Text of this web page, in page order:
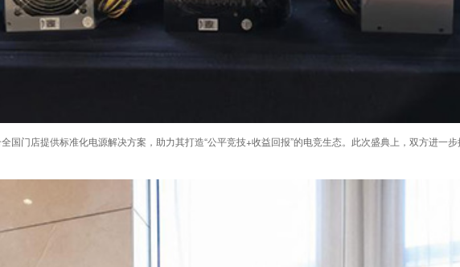
门店提供标准化电源解决方案，助力其打造“公平竞技+收益回报”的电竞生态。此次盛典上，双方进一